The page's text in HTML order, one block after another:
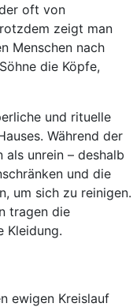
oft von
zeigt man
Menschen nach
die Köpfe,
und rituelle
Während der
als unrein – deshalb
und die
um sich zu reinigen.
tragen die
Kleidung.
ewigen Kreislauf